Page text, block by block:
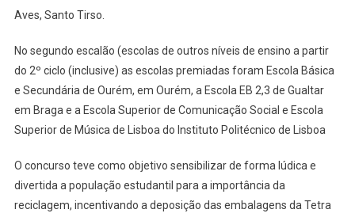
Aves, Santo Tirso.
No segundo escalão (escolas de outros níveis de ensino a partir
do 2º ciclo (inclusive) as escolas premiadas foram Escola Básica
e Secundária de Ourém, em Ourém, a Escola EB 2,3 de Gualtar
em Braga e a Escola Superior de Comunicação Social e Escola
Superior de Música de Lisboa do Instituto Politécnico de Lisboa
O concurso teve como objetivo sensibilizar de forma lúdica e
divertida a população estudantil para a importância da
reciclagem, incentivando a deposição das embalagens da Tetra